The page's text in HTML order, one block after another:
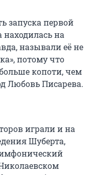
запуска первой
находилась на
называли её не
потому что
копоти, чем
Любовь Писарева.
играли и на
Шуберта,